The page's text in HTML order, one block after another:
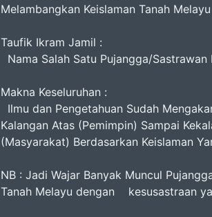
Melambangkan Keislaman Tanah Melayu
Taufik Ikram Jamil :
Nama Salah Satu Pujangga/Sastrawan
Makna Keseluruhan :
Ilmu dan Pengetahuan Sudah
Kalangan Atas (Pemimpin) Sampai
(Masyarakat) Berdasarkan Keislaman
NB : Jadi Wajar Banyak Muncul
Tanah Melayu dengan kesusastraan